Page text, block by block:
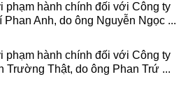
phạm hành chính đối với Công ty
Anh, do ông Nguyễn Ngọc ...
phạm hành chính đối với Công ty
Trường Thật, do ông Phan Trứ ...